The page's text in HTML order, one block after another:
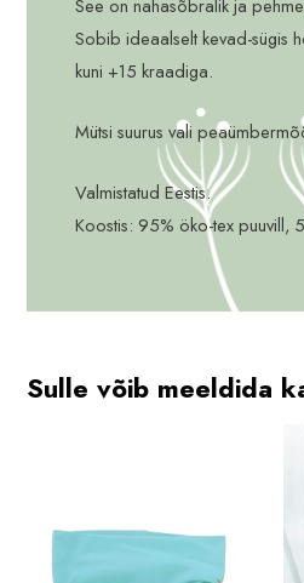
Sobib ideaalselt kevad-sügis
kuni +15 kraadiga.
Mütsi suurus vali
Valmistatud Eestis.
Koostis: 95% öko-tex puuvill,
Sulle võib meeldida